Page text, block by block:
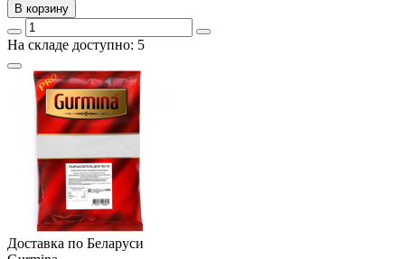
В корзину
На складе доступно: 5
Доcтавка по Беларуси